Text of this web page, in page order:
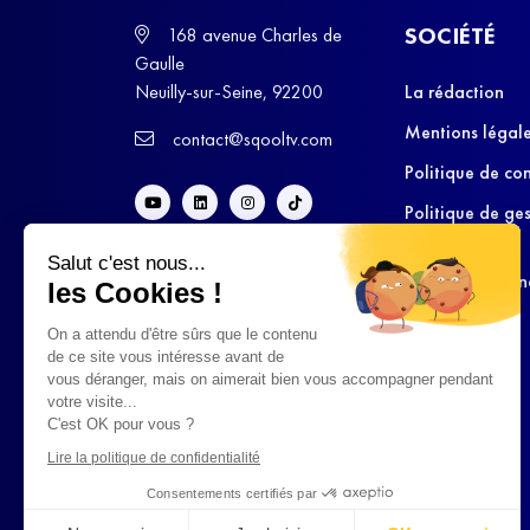
Salut c'est nous...
les Cookies !
On a attendu d'être sûrs que le contenu
de ce site vous intéresse avant de
vous déranger, mais on aimerait bien vous accompagner pendant
votre visite...
C'est OK pour vous ?
Lire la politique de confidentialité
Consentements certifiés par
168 avenue Charles de
Gaulle
Neuilly-sur-Seine, 92200
contact@sqooltv.com
SOCIÉTÉ
La rédaction
Mentions
Politique de
Politique de
Conditions
d’Utilisation